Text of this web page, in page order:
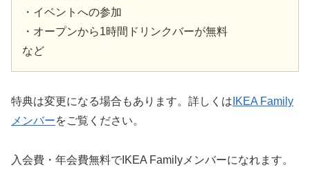
・イベントへの参加
・オープンから1時間ドリンクバーが無料
など
特典は変更になる場合もあります。詳しくは IKEA Family
メンバーをご覧ください。
入会費・年会費無料でIKEA Familyメンバーになれます。